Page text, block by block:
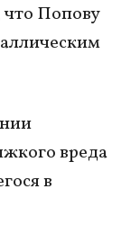
что Попову
вреда
в